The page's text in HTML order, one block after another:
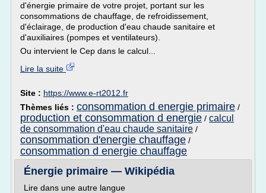
d'énergie primaire de votre projet, portant sur les
consommations de chauffage, de refroidissement,
d'éclairage, de production d'eau chaude sanitaire et
d'auxiliaires (pompes et ventilateurs).
Ou intervient le Cep dans le calcul...
Lire la suite
Site : https://www.e-rt2012.fr
Thèmes liés : consommation d energie primaire /
production et consommation d energie / calcul
de consommation d'eau chaude sanitaire /
consommation d'energie chauffage /
consommation d energie chauffage
Énergie primaire — Wikipédia
Lire dans une autre langue